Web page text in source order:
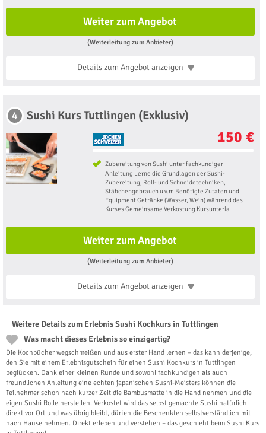
Weiter zum Angebot
(Weiterleitung zum Anbieter)
Details zum Angebotanzeigen
4 Sushi Kurs Tuttlingen (Exklusiv)
150 €
Zubereitung von Sushi unter fachkundiger
Anleitung Lerne die Grundlagen der Sushi-
Zubereitung, Roll- und Schneidetechniken,
Stäbchengebrauch u.v.m Benötigte Zutaten und
Equipment Getränke (Wasser, Wein) während des
Kurses Gemeinsame Verkostung Kursunterla
Weiter zum Angebot
(Weiterleitung zum Anbieter)
Details zum Angebotanzeigen
Weitere Details zum Erlebnis Sushi Kochkurs in Tuttlingen
Was macht dieses Erlebnis so einzigartig?
Die Kochbücher wegschmeißen und aus erster Hand lernen – das kann derjenige,
den Sie mit einem Erlebnisgutschein für einen Sushi Kochkurs in Tuttlingen
beglücken. Dank einer kleinen Runde und sowohl fachkundigen als auch
freundlichen Anleitung eine echten japanischen Sushi-Meisters können die
Teilnehmer schon nach kurzer Zeit die Bambusmatte in die Hand nehmen und die
eigen Sushi Rolle herstellen. Verkostet wird das selbst gemachte Sushi natürlich
direkt vor Ort und was übrig bleibt, dürfen die Beschenkten selbstverständlich mit
nach Hause nehmen. Direkt erleben und verstehen – das geschieht beim Sushi Kurs